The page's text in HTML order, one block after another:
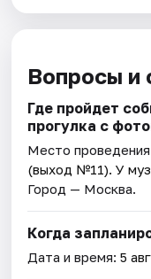
Вопросы и
Где пройдет
прогулка с
Место
(выход №11). У
Город — Москва.
Когда
Дата и время:5